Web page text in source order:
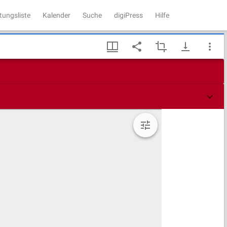
Kalender Suche digiPress Hilfe